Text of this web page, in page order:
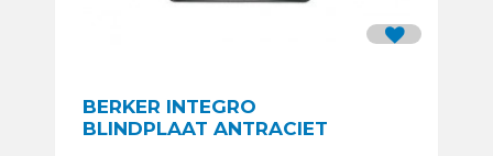
BERKER INTEGRO
BLINDPLAAT ANTRACIET